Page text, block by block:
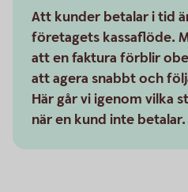
Att kunder betalar i tid
företagets kassaflöde.
att en faktura förblir
att agera snabbt och
Här går vi igenom vilka
när en kund inte betalar.